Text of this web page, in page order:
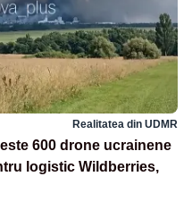
Realitatea din UDMR
600 drone ucrainene
logistic Wildberries,